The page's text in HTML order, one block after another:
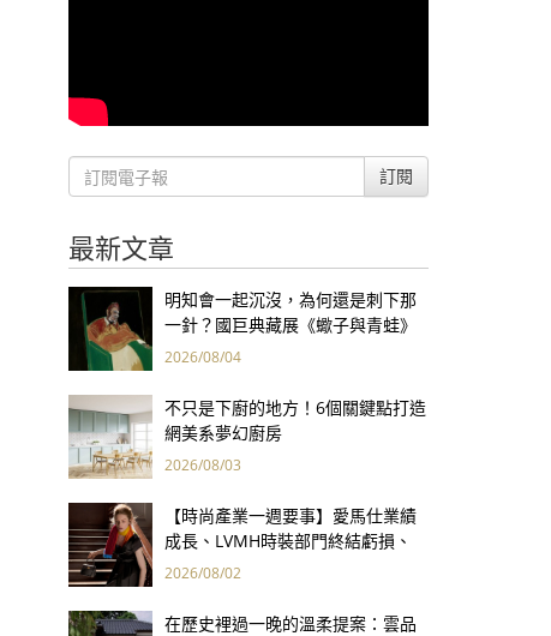
訂閱
最新文章
明知會一起沉沒，為何還是刺下那
一針？國巨典藏展《蠍子與青蛙》
用66件名作拷問人性
2026/08/04
不只是下廚的地方！6個關鍵點打造
網美系夢幻廚房
2026/08/03
【時尚產業一週要事】愛馬仕業績
成長、LVMH時裝部門終結虧損、
Kering轉型策略初現成效、Prada
2026/08/02
在歷史裡過一晚的溫柔提案：雲品